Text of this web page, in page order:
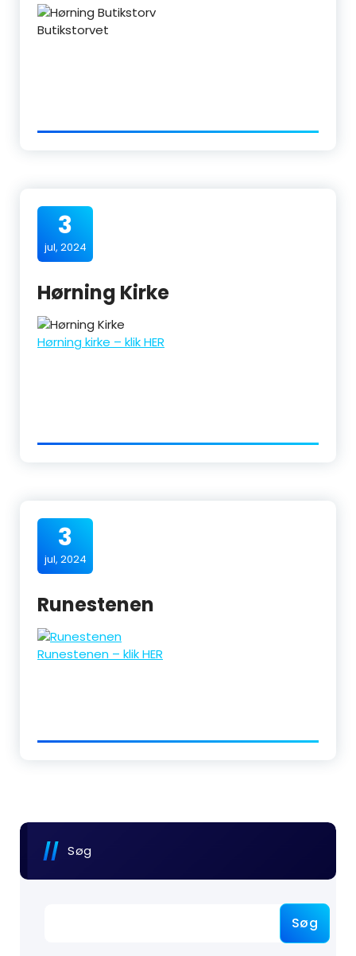
Butikstorvet
3
jul, 2024
Hørning Kirke
Hørning kirke – klik HER
3
jul, 2024
Runestenen
Runestenen – klik HER
Søg
Søg